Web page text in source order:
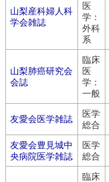
山梨産科婦人科
学会雑誌
医
学：
外科
系
山梨肺癌研究会
会誌
臨床
医
学：
一般
友愛会医学雑誌
医学
総合
友愛会豊見城中
央病院医学雑誌
医学
総合
臨床